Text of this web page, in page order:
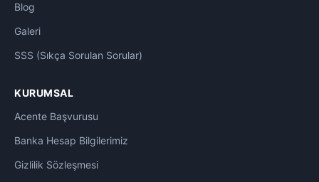
Blog
Galeri
SSS (Sıkça Sorulan Sorular)
KURUMSAL
Acente Başvurusu
Banka Hesap Bilgilerimiz
Gizlilik Sözleşmesi